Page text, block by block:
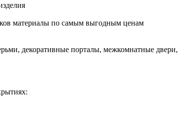
материалы по самым выгодным ценам
декоративные порталы, межкомнатные двери,